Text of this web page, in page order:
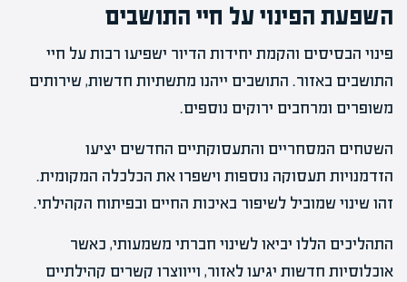
השפעת הפינוי על חיי התושבים
פינוי הבסיסים והקמת יחידות הדיור ישפיעו רבות על חיי
התושבים באזור. התושבים ייהנו מתשתיות חדשות, שירותים
משופרים ומרחבים ירוקים נוספים.
השטחים המסחריים והתעסוקתיים החדשים יציעו
הזדמנויות תעסוקה נוספות וישפרו את הכלכלה המקומית.
זהו שינוי שמוביל לשיפור באיכות החיים ובפיתוח הקהילתי.
התהליכים הללו יביאו לשינוי חברתי משמעותי, כאשר
אוכלוסיות חדשות יגיעו לאזור, וייווצרו קשרים קהילתיים